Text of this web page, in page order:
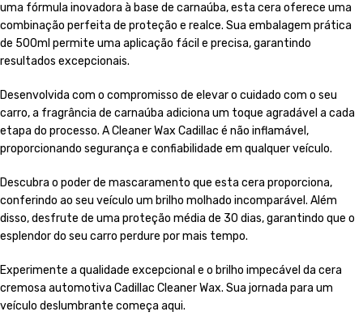
uma fórmula inovadora à base de carnaúba, esta cera oferece uma
combinação perfeita de proteção e realce. Sua embalagem prática
de 500ml permite uma aplicação fácil e precisa, garantindo
resultados excepcionais.
Desenvolvida com o compromisso de elevar o cuidado com o seu
carro, a fragrância de carnaúba adiciona um toque agradável a cada
etapa do processo. A Cleaner Wax Cadillac é não inflamável,
proporcionando segurança e confiabilidade em qualquer veículo.
Descubra o poder de mascaramento que esta cera proporciona,
conferindo ao seu veículo um brilho molhado incomparável. Além
disso, desfrute de uma proteção média de 30 dias, garantindo que o
esplendor do seu carro perdure por mais tempo.
Experimente a qualidade excepcional e o brilho impecável da cera
cremosa automotiva Cadillac Cleaner Wax. Sua jornada para um
veículo deslumbrante começa aqui.